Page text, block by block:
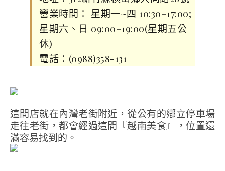
營業時間： 星期一~四 10:30–17:00;
星期六、日 09:00–19:00(星期五公
休)
電話：(0988)358-131
這間店就在內灣老街附近，從公有的鄕立停車場
走往老街，都會經過這間『越南美食』，位置還
滿容易找到的。